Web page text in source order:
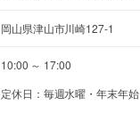
岡山県津山市川崎127-1
10:00 ～ 17:00
定休日：毎週水曜・年末年始